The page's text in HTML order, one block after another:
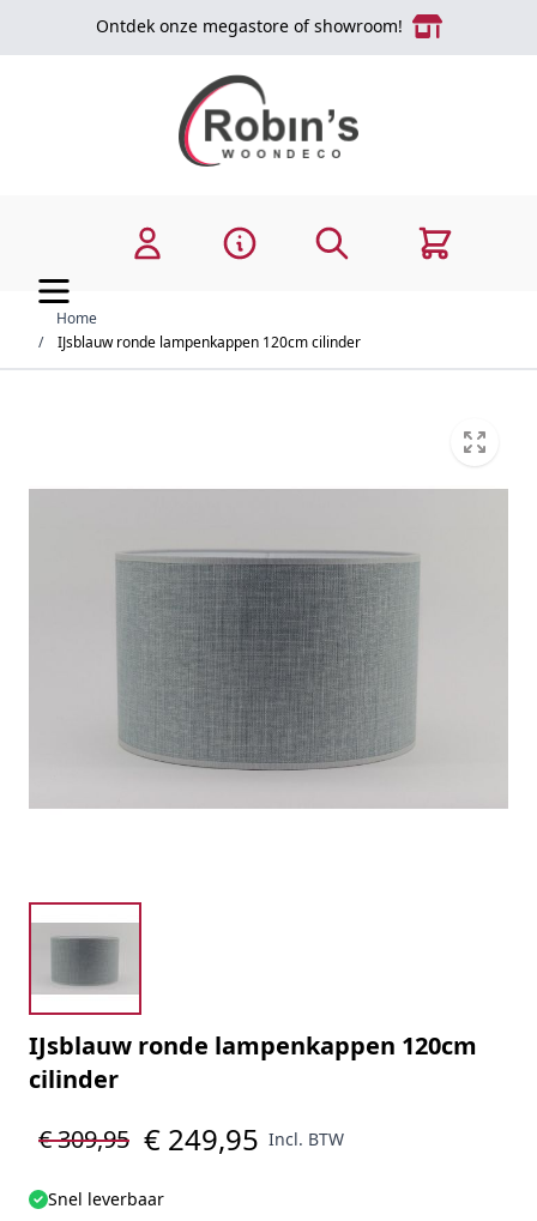
Ga naar de inhoudOntdek onze megastore of showroom!
Zoek Cart
Home
/
IJsblauw ronde lampenkappen 120cm cilinder
IJsblauw ronde lampenkappen 120cm
cilinder
€ 309,95 € 249,95 Incl. BTW
Snel leverbaar